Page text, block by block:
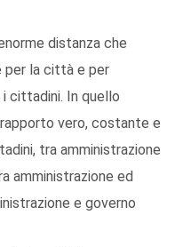
distanza che
per la città e per
cittadini. In quello
vero, costante e
tra amministrazione
amministrazione ed
e governo